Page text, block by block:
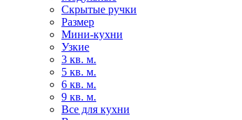
Скрытые ручки
Размер
Мини-кухни
Узкие
3 кв. м.
5 кв. м.
6 кв. м.
9 кв. м.
Все для кухни